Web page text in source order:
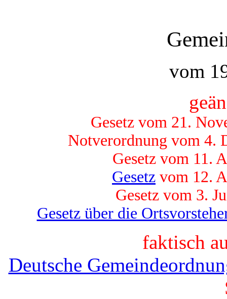
vom
Gesetz vom 21.
Notverordnung vom 4.
Gesetz vom 11.
Gesetz vom 12.
Gesetz vom 3.
Gesetz über die
faktisch
Deutsche